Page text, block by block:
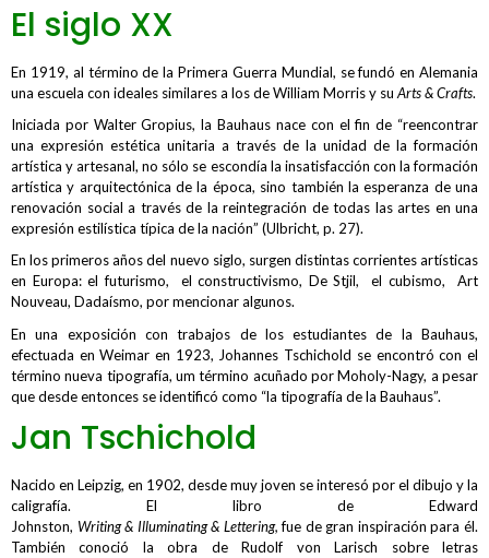
El siglo XX
En 1919, al término de la Primera Guerra Mundial, se fundó en Alemania
una escuela con ideales similares a los de William Morris y su Arts & Crafts.
Iniciada por Walter Gropius, la Bauhaus nace con el fin de “reencontrar
una expresión estética unitaria a través de la unidad de la formación
artística y artesanal, no sólo se escondía la insatisfacción con la formación
artística y arquitectónica de la época, sino también la esperanza de una
renovación social a través de la reintegración de todas las artes en una
expresión estilística típica de la nación” (Ulbricht, p. 27).
En los primeros años del nuevo siglo, surgen distintas corrientes artísticas
en Europa: el futurismo, el constructivismo, De Stjil, el cubismo, Art
Nouveau, Dadaísmo, por mencionar algunos.
En una exposición con trabajos de los estudiantes de la Bauhaus,
efectuada en Weimar en 1923, Johannes Tschichold se encontró con el
término nueva tipografía, um término acuñado por Moholy-Nagy, a pesar
que desde entonces se identificó como “la tipografía de la Bauhaus”.
Jan Tschichold
Nacido en Leipzig, en 1902, desde muy joven se interesó por el dibujo y la
caligrafía. El libro de Edward
Johnston, Writing & Illuminating & Lettering,fue de gran inspiración para él.
También conoció la obra de Rudolf von Larisch sobre letras